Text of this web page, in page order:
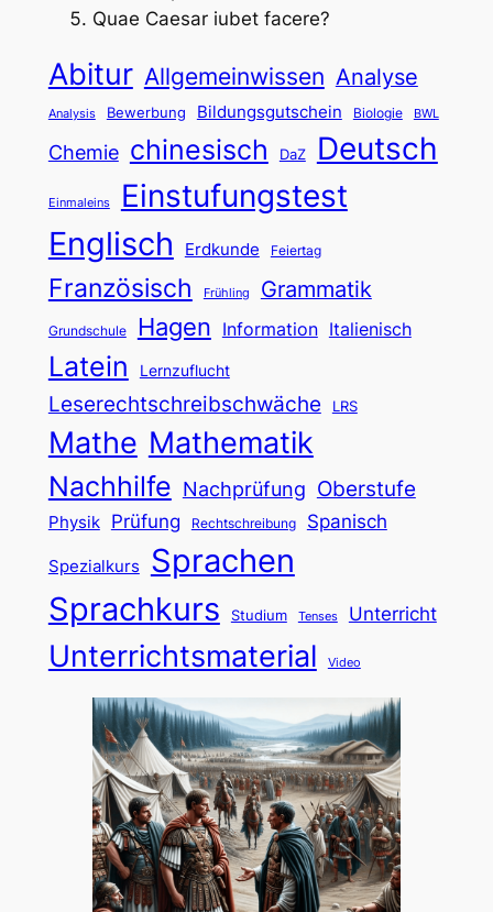
Quae Caesar iubet facere?
Abitur Allgemeinwissen Analyse
Analysis Bewerbung Bildungsgutschein Biologie BWL
Chemie chinesisch DaZ Deutsch
Einmaleins Einstufungstest
Englisch Erdkunde Feiertag
Französisch Frühling Grammatik
Grundschule Hagen Information Italienisch
Latein Lernzuflucht
Leserechtschreibschwäche LRS
Mathe Mathematik
Nachhilfe Nachprüfung Oberstufe
Physik Prüfung Rechtschreibung Spanisch
Spezialkurs
Sprachen
Sprachkurs
Studium Tenses Unterricht
Unterrichtsmaterial Video